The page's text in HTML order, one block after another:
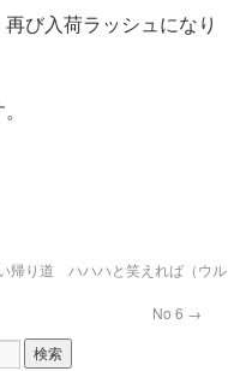
び入荷ラッシュになり
帰り道 ハハハと笑えれば（ウル
No 6 →